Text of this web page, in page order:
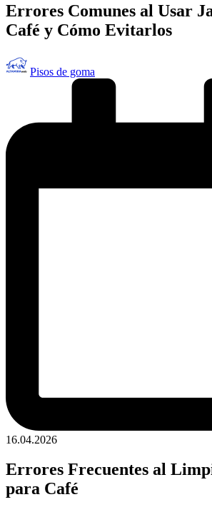
Errores Comunes al Usar
Café y Cómo Evitarlos
Publicado
por
Pisos de goma
16.04.2026
Errores Frecuentes al
para Café